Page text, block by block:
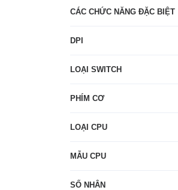
CÁC CHỨC NĂNG ĐẶC BIỆT
DPI
LOẠI SWITCH
PHÍM CƠ
LOẠI CPU
MẪU CPU
SỐ NHÂN